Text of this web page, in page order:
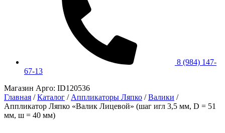
8 (984) 147-
67-13
Магазин Арго: ID120536
Главная / Каталог / Аппликаторы Ляпко / Валики /
Аппликатор Ляпко «Валик Лицевой» (шаг игл 3,5 мм, D = 51
мм, ш = 40 мм)